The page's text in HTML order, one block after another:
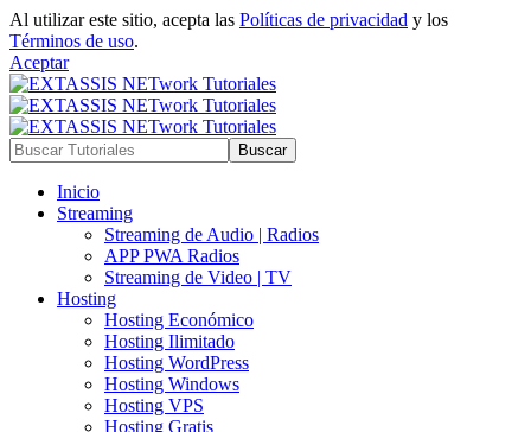
Al utilizar este sitio, acepta las Políticas de privacidad y los
Términos de uso.
Aceptar
Inicio
Streaming
Streaming de Audio | Radios
APP PWA Radios
Streaming de Video | TV
Hosting
Hosting Económico
Hosting Ilimitado
Hosting WordPress
Hosting Windows
Hosting VPS
Hosting Gratis